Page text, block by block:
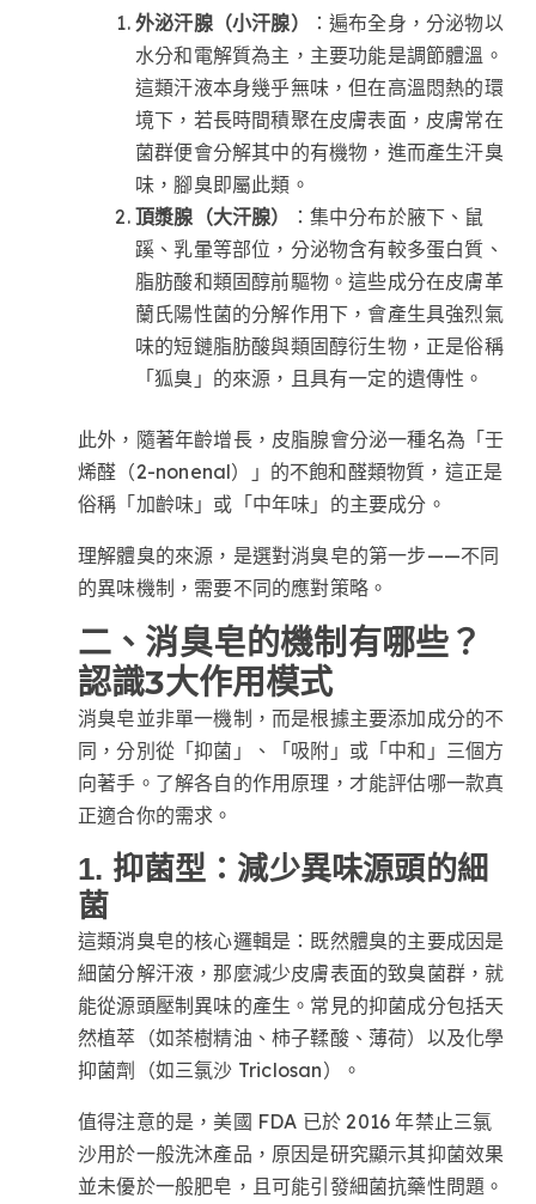
外泌汗腺（小汗腺）
：遍布全身，分泌物以
水分和電解質為主，主要功能是調節體溫。
這類汗液本身幾乎無味，但在高溫悶熱的環
境下，若長時間積聚在皮膚表面，皮膚常在
菌群便會分解其中的有機物，進而產生汗臭
味，腳臭即屬此類。
頂漿腺（大汗腺）
：集中分布於腋下、鼠
蹊、乳暈等部位，分泌物含有較多蛋白質、
脂肪酸和類固醇前驅物。這些成分在皮膚革
蘭氏陽性菌的分解作用下，會產生具強烈氣
味的短鏈脂肪酸與類固醇衍生物，正是俗稱
「狐臭」的來源，且具有一定的遺傳性。
此外，隨著年齡增長，皮脂腺會分泌一種名為「壬
烯醛（2-nonenal）」的不飽和醛類物質，這正是
俗稱「加齡味」或「中年味」的主要成分。
理解體臭的來源，是選對消臭皂的第一步——不同
的異味機制，需要不同的應對策略。
二、消臭皂的機制有哪些？
認識3大作用模式
消臭皂並非單一機制，而是根據主要添加成分的不
同，分別從「抑菌」、「吸附」或「中和」三個方
向著手。了解各自的作用原理，才能評估哪一款真
正適合你的需求。
1. 抑菌型：減少異味源頭的細
菌
這類消臭皂的核心邏輯是：既然體臭的主要成因是
細菌分解汗液，那麼減少皮膚表面的致臭菌群，就
能從源頭壓制異味的產生。常見的抑菌成分包括天
然植萃（如茶樹精油、柿子鞣酸、薄荷）以及化學
抑菌劑（如三氯沙 Triclosan）。
值得注意的是，美國 FDA 已於 2016 年禁止三氯
沙用於一般洗沐產品，原因是研究顯示其抑菌效果
並未優於一般肥皂，且可能引發細菌抗藥性問題。